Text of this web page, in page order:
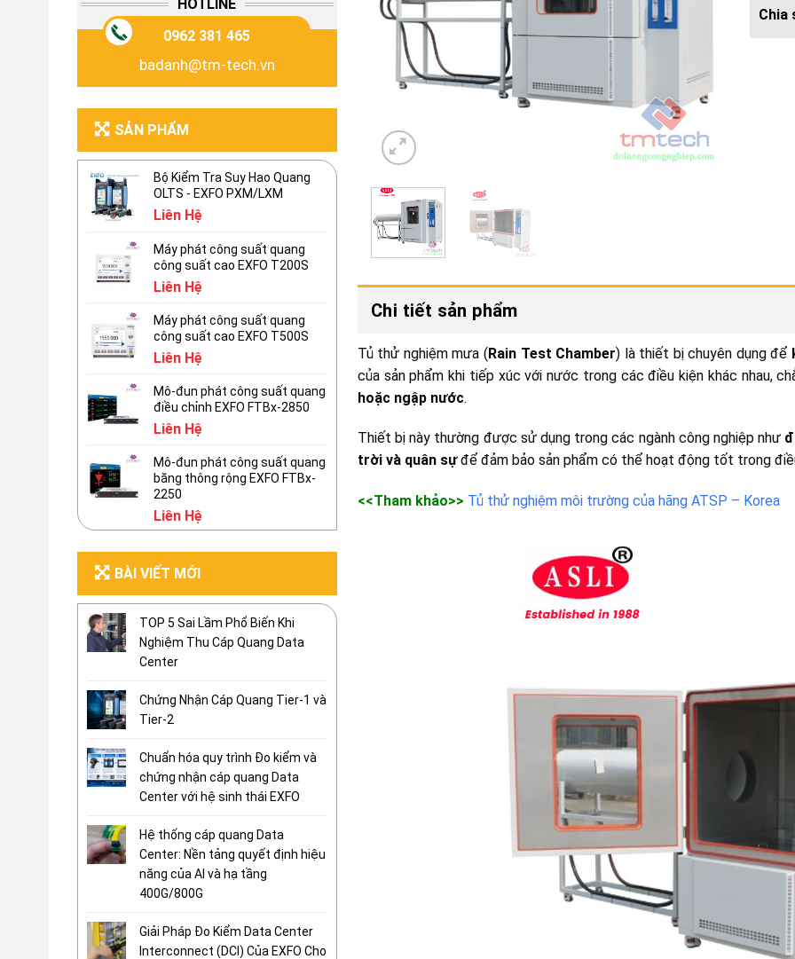
Chi tiết sản phẩm
Tủ thử nghiệm mưa (Rain Test Chamber) là thiết bị chuyên dụng để
của sản phẩm khi tiếp xúc với nước trong các điều kiện khác nhau,
hoặc ngập nước.
Thiết bị này thường được sử dụng trong các ngành công nghiệp như
trời và quân sựđể đảm bảo sản phẩm có thể hoạt động tốt trong
<<Tham khảo>> Tủ thử nghiệm môi trường của hãng ATSP – Korea
HOTLINE
0962 381 465
badanh@tm-tech.vn
SẢN PHẨM
Bộ Kiểm Tra Suy Hao Quang
OLTS - EXFO PXM/LXM
Liên Hệ
Máy phát công suất quang
công suất cao EXFO T200S
Liên Hệ
Máy phát công suất quang
công suất cao EXFO T500S
Liên Hệ
Mô-đun phát công suất quang
điều chỉnh EXFO FTBx-2850
Liên Hệ
Mô-đun phát công suất quang
băng thông rộng EXFO FTBx-
2250
Liên Hệ
BÀI VIẾT MỚI
TOP 5 Sai Lầm Phổ Biến Khi
Nghiệm Thu Cáp Quang Data
Center
Chứng Nhận Cáp Quang Tier-1 và
Tier-2
Chuẩn hóa quy trình Đo kiểm và
chứng nhận cáp quang Data
Center với hệ sinh thái EXFO
Hệ thống cáp quang Data
Center: Nền tảng quyết định hiệu
năng của AI và hạ tầng
400G/800G
Giải Pháp Đo Kiểm Data Center
Interconnect (DCI) Của EXFO Cho